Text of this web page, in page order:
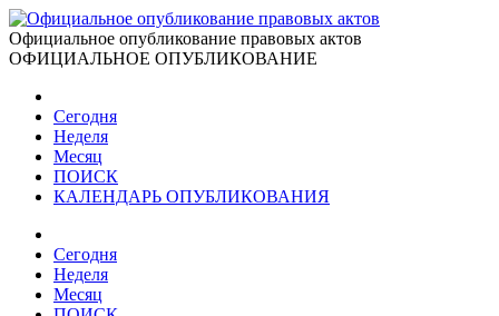
Официальное опубликование правовых актов
ОФИЦИАЛЬНОЕ ОПУБЛИКОВАНИЕ
Сегодня
Неделя
Месяц
ПОИСК
КАЛЕНДАРЬ ОПУБЛИКОВАНИЯ
Сегодня
Неделя
Месяц